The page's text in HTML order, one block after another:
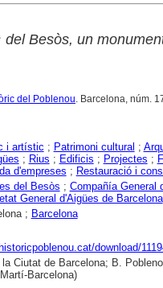
del Besòs, un
del Poblenou . Barcelona, núm.
i artístic ; Patrimoni cultural ;
; Rius ; Edificis ; Projectes ;
d'empreses ; Restauració i
del Besòs ; Compañía General
General d'Aigües de Barcelona
; Barcelona
download/
Ciutat de Barcelona; B.
Barcelona)